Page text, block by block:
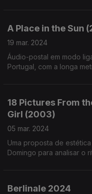
A Place in the Sun
19 mar. 2024
Áudio-postal em modo
Portugal, com a longa
18 Pictures From
Girl (2003)
05 mar. 2024
Uma proposta de
Domingo para analisar o
Berlinale 2024